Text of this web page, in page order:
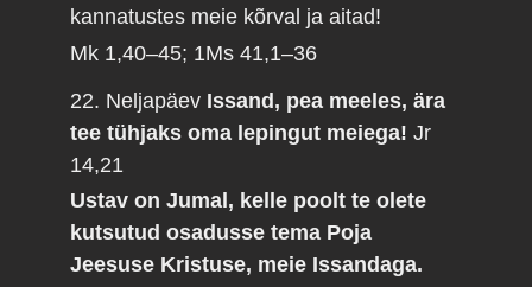
kannatustes meie kõrval ja aitad!
Mk 1,40–45; 1Ms 41,1–36
22. Neljapäev Issand, pea meeles, ära
tee tühjaks oma lepingut meiega!Jr
14,21
Ustav on Jumal, kelle poolt te olete
kutsutud osadusse tema Poja
Jeesuse Kristuse, meie Issandaga.